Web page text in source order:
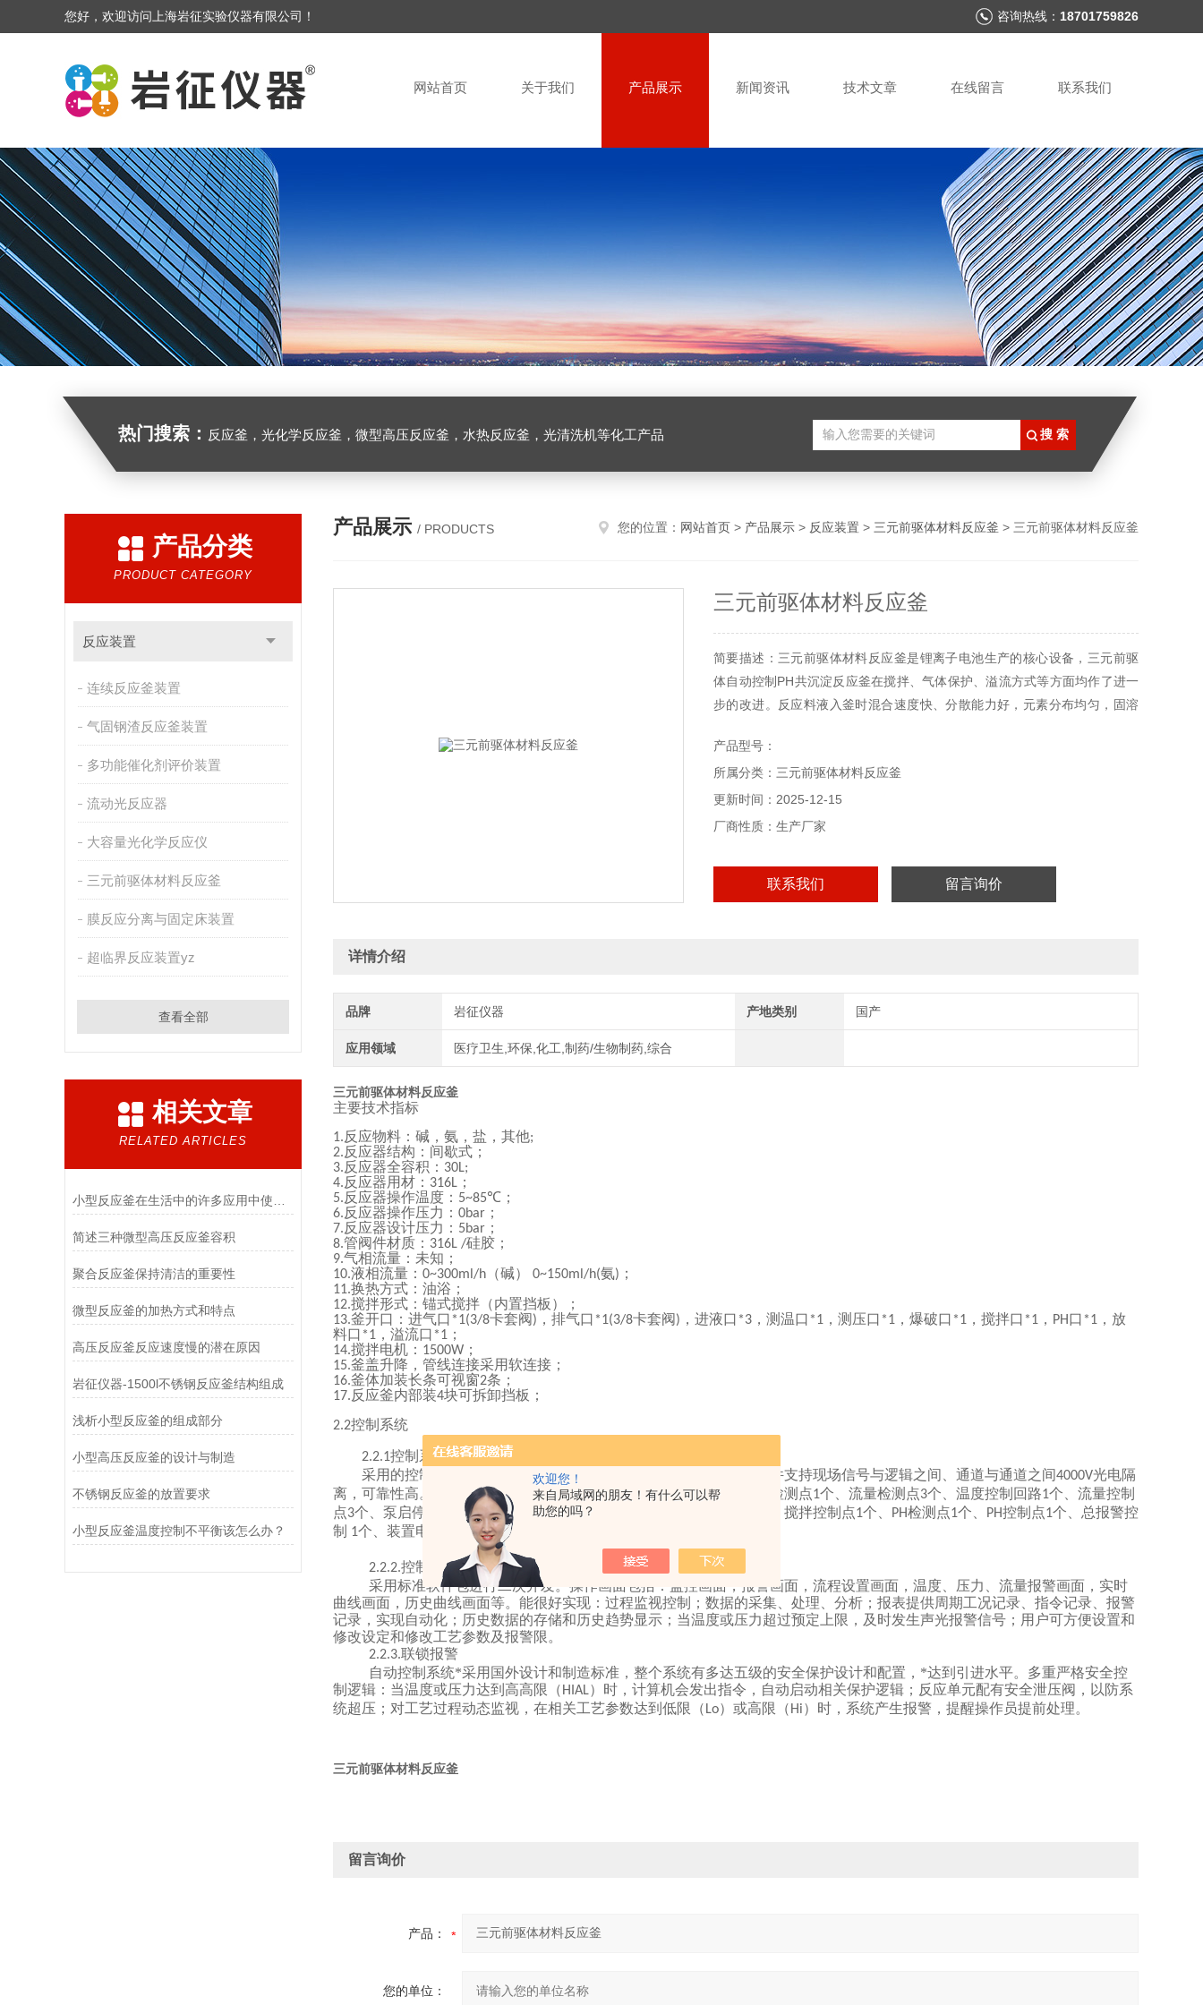
欢迎您！
来自局域网的朋友！有什么可以帮
助您的吗？
您好，欢迎访问上海岩征实验仪器有限公司！ 咨询热线： 18701759826
网站首页 关于我们 产品展示 新闻资讯 技术文章 在线留言 联系我们
热门搜索： 反应釜，光化学反应釜，微型高压反应釜，水热反应釜，光清洗机等化工产品
产品分类
PRODUCT CATEGORY
反应装置
连续反应釜装置
气固钢渣反应釜装置
多功能催化剂评价装置
流动光反应器
大容量光化学反应仪
三元前驱体材料反应釜
膜反应分离与固定床装置
超临界反应装置yz
查看全部
相关文章
RELATED ARTICLES
简述三种微型高压反应釜容积
聚合反应釜保持清洁的重要性
微型反应釜的加热方式和特点
高压反应釜反应速度慢的潜在原因
岩征仪器-1500l不锈钢反应釜结构组成
浅析小型反应釜的组成部分
小型高压反应釜的设计与制造
不锈钢反应釜的放置要求
小型反应釜温度控制不平衡该怎么办？
产品展示 / PRODUCTS 您的位置： 网站首页 > 产品展示 > 反应装置 > 三元前驱体材料反应釜 > 三元前驱体材料反应釜
三元前驱体材料反应釜
简要描述：三元前驱体材料反应釜是锂离子电池生产的核心设备，三元前驱
体自动控制PH共沉淀反应釜在搅拌、气体保护、溢流方式等方面均作了进一
步的改进。反应料液入釜时混合速度快、分散能力好，元素分布均匀，固溶
可以根据需求定制。
釜内可装载二维或三维摄像头，实时拍摄材料成型状况。
产品型号：
所属分类：三元前驱体材料反应釜
更新时间：2025-12-15
厂商性质：生产厂家
联系我们 留言询价
详情介绍
品牌 岩征仪器 产地类别 国产
应用领域 医疗卫生,环保,化工,制药/生物制药,综合
三元前驱体材料反应釜
主要技术指标
1.反应物料：碱，氨，盐，其他;
2.反应器结构：间歇式；
3.反应器全容积： 30L;
4.反应器用材： 316L ；
5.反应器操作温度： 5~85℃；
6.反应器操作压力： 0bar ；
7.反应器设计压力： 5bar ；
8.管阀件材质： 316L /硅胶；
9.气相流量：未知；
10.液相流量： 0~300ml/h （碱） 0~150ml/h(氨) ；
11.换热方式：油浴；
12.搅拌形式：锚式搅拌（内置挡板）；
13.釜开口：进气口 *1(3/8卡套阀) ，排气口 *1(3/8卡套阀) ，进液口 *3 ，测温口 *1 ，测压口 *1 ，爆破口 *1 ，搅拌口 *1 ， PH口 *1 ，放
料口 *1 ，溢流口 *1 ；
14.搅拌电机： 1500W ；
15.釜盖升降，管线连接采用软连接；
16.釜体加装长条可视窗2条；
17.反应釜内部装4块可拆卸挡板；
2.2控制系统
2.2.1控制系统概述
采用的控制系统是威纶触摸式显示屏和西门子系列
，其控制硬件支持现场信号与逻辑之间、通道与通道之间4000V光电隔
离，可靠性高。本套装置共如下检测点，包括：温度检测点2个、压力检测点1个、流量检测点3个、温度控制回路1个、流量控制
点3个、泵启停 个、泵流量3个、升降控制点 个、搅拌控制点1个、 PH检测点1个、 PH控制点1个、总报警控
制 1个、装置电源控制1个。
2.2.2.控制软件
采用标准软件包进行二次开发。操作画面包括：监控画面，报警画面，流程设置画面，温度、压力、流量报警画面，实时
曲线画面，历史曲线画面等。能很好实现：过程监视控制；数据的采集、处理、分析；报表提供周期工况记录、指令记录、报警
记录，实现自动化；历史数据的存储和历史趋势显示；当温度或压力超过预定上限，及时发生声光报警信号；用户可方便设置和
修改设定和修改工艺参数及报警限。
2.2.3.联锁报警
自动控制系统*采用国外设计和制造标准，整个系统有多达五级的安全保护设计和配置，*达到引进水平。多重严格安全控
制逻辑：当温度或压力达到高高限（ HIAL）时，计算机会发出指令，自动启动相关保护逻辑；反应单元配有安全泄压阀，以防系
统超压；对工艺过程动态监视，在相关工艺参数达到低限（ Lo）或高限（ Hi）时，系统产生报警，提醒操作员提前处理。
三元前驱体材料反应釜
留言询价
产品：
您的单位：